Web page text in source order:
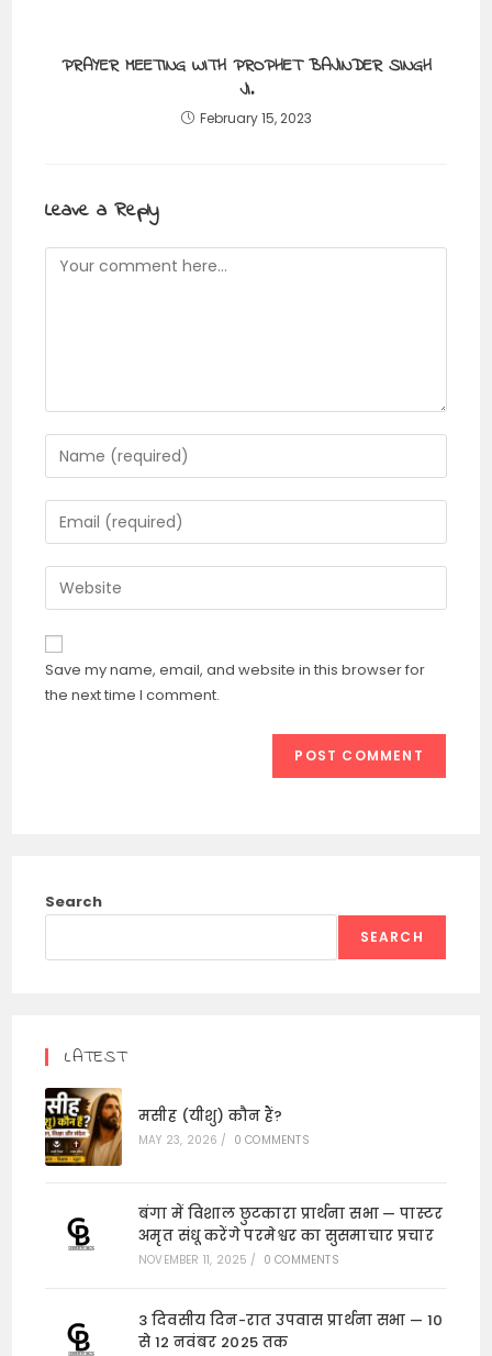
PRAYER MEETING WITH PROPHET BAJINDER SINGH
JI.
February 15, 2023
Leave a Reply
Comment
Enter
your
name
or
to
comment
Enter
your
email
address
comment
Enter
your
website
URL
(optional)
Save my name, email, and website in this browser for
the next time I comment.
Search
SEARCH
LATEST
मसीह (यीशु) कौन हैं?
MAY 23, 2026 / 0 COMMENTS
बंगा में विशाल छुटकारा प्रार्थना सभा — पास्टर
अमृत संधू करेंगे परमेश्वर का सुसमाचार प्रचार
NOVEMBER 11, 2025 / 0 COMMENTS
3 दिवसीय दिन-रात उपवास प्रार्थना सभा — 10
से 12 नवंबर 2025 तक